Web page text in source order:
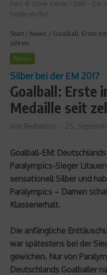
Foto: © Oliver Kremer / DBS -- Der
Feistle (Archiv)
Start / News / Goalball: Erste
Jahren
News
Silber bei der EM 2017
Goalball: Erste
Medaille seit
Von Redaktion 25.
Goalball-EM:
Paralympics-Sieger
sensationell Silber und
Paralympics – Damen
Klassenerhalt.
Die anfängliche
war spätestens bei der
gewichen. Nur von
Deutschlands Goalballer